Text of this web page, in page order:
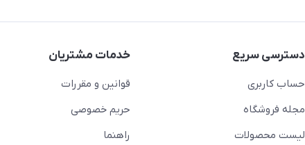
دسترسی سریع
حساب کاربری
مجله فروشگاه
لیست محصولات
خدمات مشتریان
قوانین و مقررات
حریم خصوصی
راهنما